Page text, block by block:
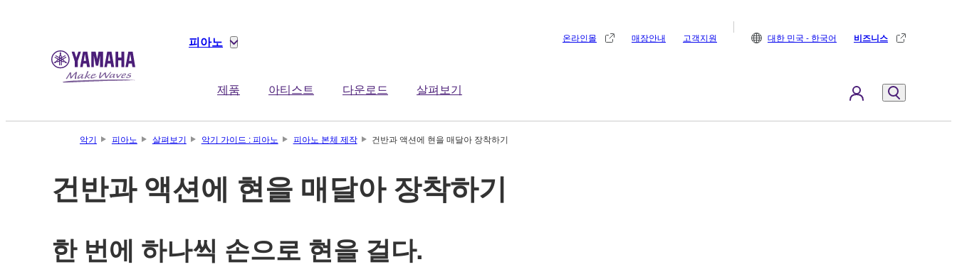
피아노
제품 아티스트 다운로드 살펴보기
온라인몰 매장안내 고객지원 대한 민국 - 한국어 비즈니스
악기 피아노 살펴보기 악기 가이드 : 피아노 피아노 본체 제작 건반과 액션에 현을 매달아 장착하기
건반과 액션에 현을 매달아 장착하기
한 번에 하나씩 손으로 현을 걸다.